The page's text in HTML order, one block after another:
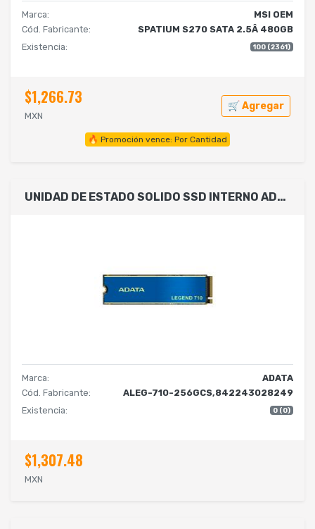
Marca:
MSI OEM
Cód. Fabricante:
SPATIUM S270 SATA 2.5Â 480GB
Existencia:
100 (2361)
$1,266.73
MXN
🛒 Agregar
🔥 Promoción vence: Por Cantidad
UNIDAD DE ESTADO SOLIDO SSD INTERNO ADATA LEGEND 710 256GB M.2 2280 NVME PCIE GEN 3X4 LECT.2400 ESCRIT.1800 MBS PC LAPTOP MINIPC 3DNAND DISIPADOR ALEG-710-256GCS
Marca:
ADATA
Cód. Fabricante:
ALEG-710-256GCS,842243028249
Existencia:
0 (0)
$1,307.48
MXN